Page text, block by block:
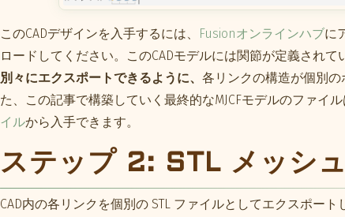
このCADデザインを入手するには、 Fusionオンラインハブに
ロードしてください。このCADモデルには関節が定義されて
別々にエクスポートできるように、 各リンクの構造が個別
た、この記事で構築していく最終的なMJCFモデルのファイル
イルから入手できます。
ステップ 2: STL メッシ
CAD内の各リンクを個別の STL ファイルとしてエクスポー